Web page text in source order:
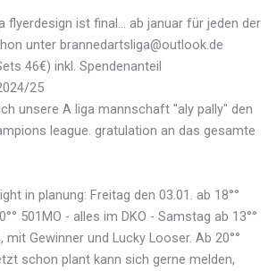
flyerdesign ist final... ab januar für jeden der
unter brannedartsliga@outlook.de
46€) inkl. Spendenanteil
25
unsere A liga mannschaft "aly pally" den
league. gratulation an das gesamte
in planung: Freitag den 03.01. ab 18°°
501MO - alles im DKO - Samstag ab 13°°
mit Gewinner und Lucky Looser. Ab 20°°
schon plant kann sich gerne melden,